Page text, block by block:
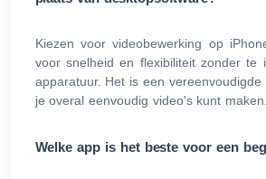
Kiezen voor videobewerking op
voor snelheid en flexibiliteit zonder te
apparatuur. Het is een vereenvoudigde
je overal eenvoudig video's kunt maken.
Welke app is het beste voor een